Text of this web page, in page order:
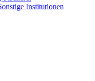
Institutionen